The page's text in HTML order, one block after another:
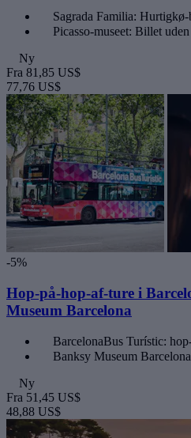
Sagrada Familia:
Picasso-museet: Billet
Ny
Fra 81,85 US$
77,76 US$
-5%
Hop-på-hop-af-ture i
Museum Barcelona
BarcelonaBus Turístic:
Banksy Museum
Ny
Fra 51,45 US$
48,88 US$